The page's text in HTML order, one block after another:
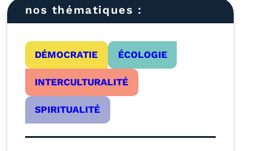
nos thématiques :
DÉMOCRATIE ÉCOLOGIE
INTERCULTURALITÉ
SPIRITUALITÉ